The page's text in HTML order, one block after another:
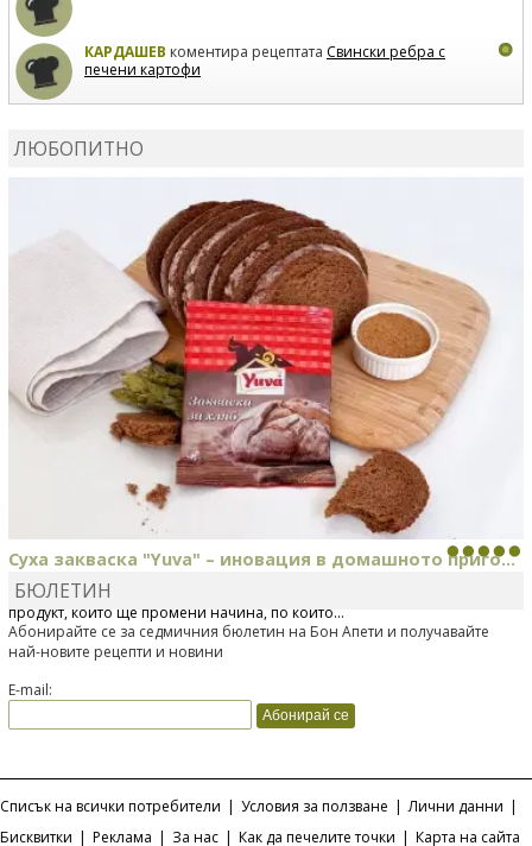
КАРДАШЕВ коментира рецептата Свински ребра с
печени картофи
ЛЮБОПИТНО
Суха закваска "Yuva" – иновация в домашното приго...
Отскоро Лесафр България стартира предлагането на изцяло нов
продукт, който ще промени начина, по който...
БЮЛЕТИН
Абонирайте се за седмичния бюлетин на Бон Апети и получавайте
най-новите рецепти и новини
E-mail:
Списък на всички потребители | Условия за ползване | Лични данни |
Бисквитки | Реклама | За нас | Как да печелите точки | Карта на сайта